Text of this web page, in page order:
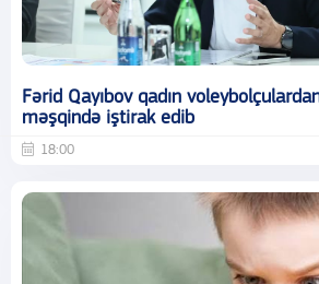
Fərid Qayıbov qadın
məşqində iştirak edib
18:00